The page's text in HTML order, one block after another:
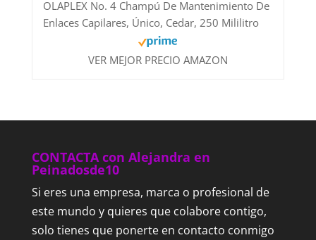
OLAPLEX No. 4 Champú De Mantenimiento De
Enlaces Capilares, Único, Cedar, 250 Mililitro
VER MEJOR PRECIO AMAZON
CONTACTA con Alejandra en
Peinadosde10
Si eres una empresa, marca o profesional de
este mundo y quieres que colabore contigo,
solo tienes que ponerte en contacto conmigo